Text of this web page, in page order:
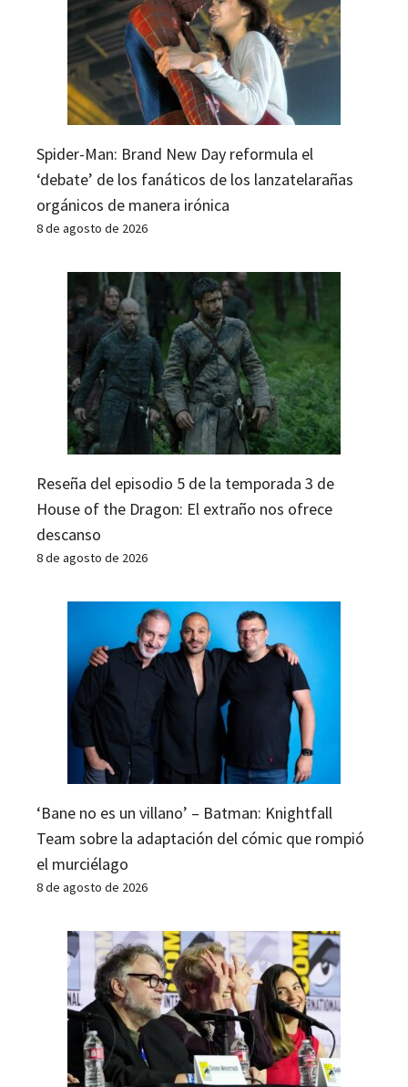
Spider-Man: Brand New Day reformula el
‘debate’ de los fanáticos de los lanzatelarañas
orgánicos de manera irónica
8 de agosto de 2026
Reseña del episodio 5 de la temporada 3 de
House of the Dragon: El extraño nos ofrece
descanso
8 de agosto de 2026
‘Bane no es un villano’ – Batman: Knightfall
Team sobre la adaptación del cómic que rompió
el murciélago
8 de agosto de 2026